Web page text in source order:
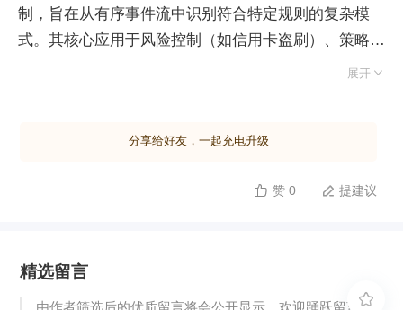
制，旨在从有序事件流中识别符合特定规则的复杂模
式。其核心应用于风险控制（如信用卡盗刷）、策略营
销及运维监控等场景。CEP 通过 Pattern API 定义事件
并通过 next（严格邻近）、followedBy（宽松邻近）和
系，同时支持时间约束与否定条件。开发流程涵盖创建
护状态列表、排序并比对相邻元素，逻辑繁琐；而
CEP 能直接声明"IP 变化”的模式序列，自动匹配满足
展开 
分享给好友，一起充电升级
 赞 0  提建议
精选留言
由作者筛选后的优质留言将会公开显示，欢迎踊跃留言。
